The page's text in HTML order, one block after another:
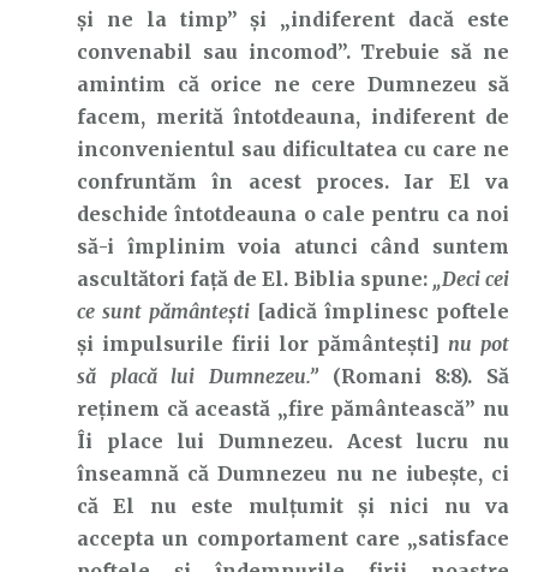
și ne la timp” și „indiferent dacă este
convenabil sau incomod”. Trebuie să ne
amintim că orice ne cere Dumnezeu să
facem, merită întotdeauna, indiferent de
inconvenientul sau dificultatea cu care ne
confruntăm în acest proces. Iar El va
deschide întotdeauna o cale pentru ca noi
să-i împlinim voia atunci când suntem
ascultători față de El. Biblia spune: „Deci cei
ce sunt pământeşti [adică împlinesc poftele
și impulsurile firii lor pământești] nu pot
să placă lui Dumnezeu.” (Romani 8:8). Să
reținem că această „fire pământească” nu
Îi place lui Dumnezeu. Acest lucru nu
înseamnă că Dumnezeu nu ne iubește, ci
că El nu este mulțumit și nici nu va
accepta un comportament care „satisface